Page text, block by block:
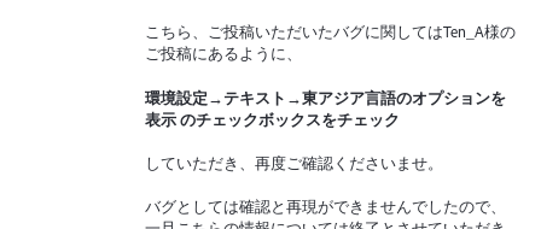
こちら、ご投稿いただいたバグに関してはTen_A様の
ご投稿にあるように、
環境設定→テキスト→東アジア言語のオプションを
表示 のチェックボックスをチェック
していただき、再度ご確認くださいませ。
バグとしては確認と再現ができませんでしたので、